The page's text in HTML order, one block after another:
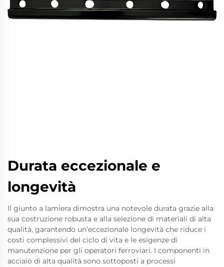
Durata eccezionale e
longevità
Il giunto a lamiera dimostra una notevole durata grazie alla
sua costruzione robusta e alla selezione di materiali di alta
qualità, garantendo un’eccezionale longevità che riduce i
costi complessivi del ciclo di vita e le esigenze di
manutenzione per gli operatori ferroviari. I componenti in
acciaio di alta qualità sono sottoposti a processi